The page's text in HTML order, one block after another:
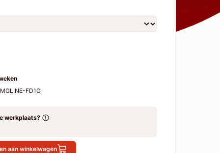
FD1G
werkplaats?
aan winkelwagen